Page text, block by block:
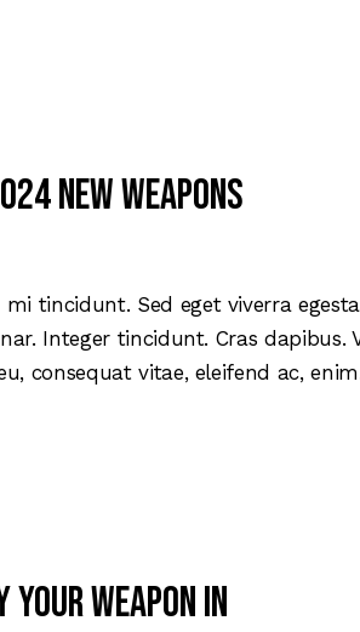
new weapons
tincidunt. Sed eget viverra
Integer tincidunt. Cras dapibus.
consequat vitae, eleifend ac,
weapon in